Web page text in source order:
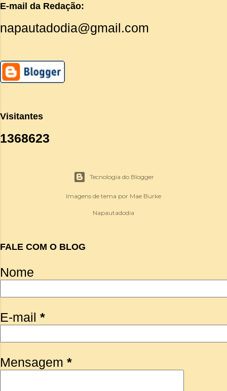
E-mail da Redação:
napautadodia@gmail.com
Visitantes
1368623
Tecnologia do Blogger
Imagens de tema por Mae Burke
Napautadodia
FALE COM O BLOG
Nome
E-mail *
Mensagem *